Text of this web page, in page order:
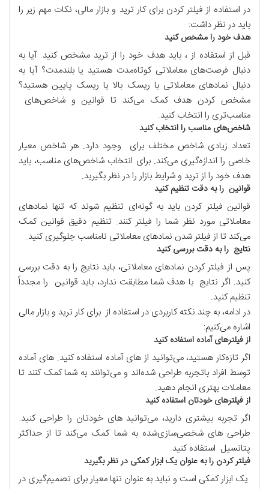
در استفاده از فیلتر کردن برای کار ترید و بازار مالی، نکات مهم زیر را
باید در نظر داشت:
هدف خود را مشخص کنید
قبل از استفاده از ، باید هدف خود را از ترید مشخص کنید. آیا به
دنبال فرصت‌های معاملاتی کوتاه‌مدت هستید یا بلندمدت؟ آیا به
دنبال نمادهای معاملاتی با ریسک بالا یا ریسک پایین هستید؟
مشخص کردن هدف کمک می‌کند تا قوانین و شاخص‌های
مناسب‌تری را انتخاب کنید.
شاخص‌های مناسب را انتخاب کنید
تعداد زیادی شاخص مختلف برای وجود دارد. هر شاخص معیار
خاصی را اندازه‌گیری می‌کند. برای انتخاب شاخص‌های مناسب، باید
هدف خود را از ترید و شرایط بازار را در نظر بگیرید.
قوانین را به دقت تنظیم کنید
قوانین فیلتر کردن باید به گونه‌ای تنظیم شوند که تنها نمادهای
معاملاتی مورد نظر شما را فیلتر کنند. تنظیم دقیق قوانین کمک
می‌کند تا از فیلتر شدن نمادهای معاملاتی نامناسب جلوگیری کنید.
نتایج را به دقت بررسی کنید
پس از فیلتر کردن نمادهای معاملاتی، باید نتایج را به دقت بررسی
کنید. اگر نتایج با هدف شما مطابقت ندارد، باید قوانین را مجدداً
تنظیم کنید.
در ادامه، به چند نکته کاربردی در استفاده از برای کار ترید و بازار مالی
اشاره می‌کنیم:
از ‌فیلترهای آماده استفاده کنید
اگر تازه‌کار هستید، می‌توانید از ‌های آماده استفاده کنید. ‌های آماده
توسط افراد باتجربه طراحی شده‌اند و می‌توانند به شما کمک کنند تا
معاملات بهتری انجام دهید.
از فیلتر‌های خودتان استفاده کنید
اگر تجربه بیشتری دارید، می‌توانید ‌های خودتان را طراحی کنید.
طراحی ‌های شخصی‌سازی‌شده به شما کمک می‌کند تا از حداکثر
پتانسیل استفاده کنید.
فیلتر کردن را به عنوان یک ابزار کمکی در نظر بگیرید
یک ابزار کمکی است و نباید به عنوان تنها معیار برای تصمیم‌گیری در